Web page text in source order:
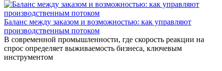
Баланс между заказом и возможностью: как управляют
производственным потоком
В современной промышленности, где скорость реакции на
спрос определяет выживаемость бизнеса, ключевым
инструментом